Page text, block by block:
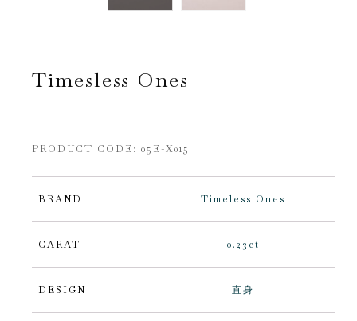
Timesless Ones
PRODUCT CODE: 05E-X015
BRAND Timeless Ones
CARAT 0.23ct
DESIGN 直身